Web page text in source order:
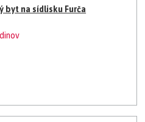
byt na sídlisku Furča